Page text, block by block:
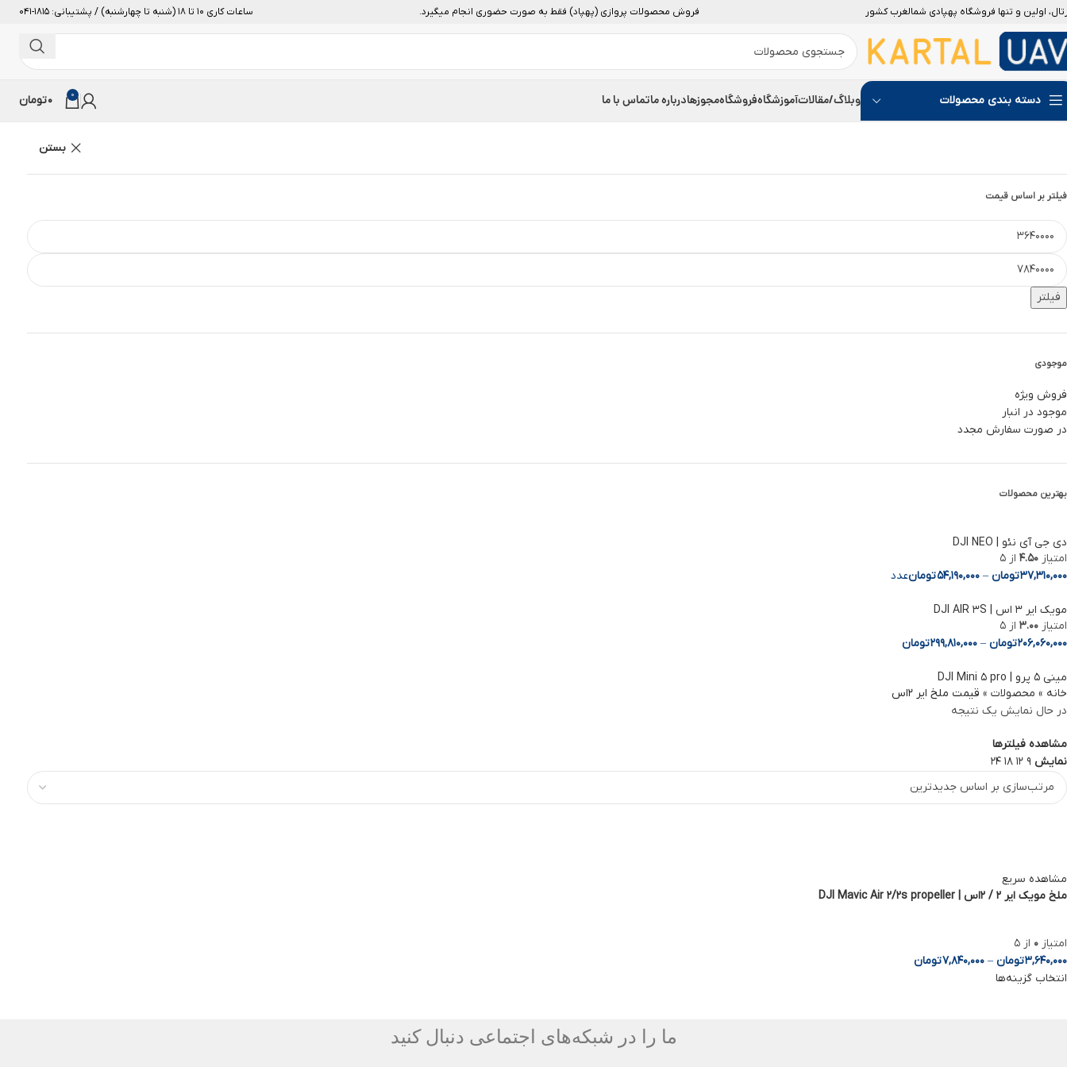
اولین و تنها فروشگاه پهپادی شمالغرب کشور فروش محصولات پروازی (پهپاد) فقط به صورت حضوری انجام میگیرد. ساعات کاری 10 تا 18 (شنبه تا چهارشنبه) / پشتیبانی: 1815-041
دسته بندی محصولات وبلاگ/مقالاتآموزشگاهفروشگاهمجوزهادرباره ماتماس با ما 0
0تومان
بستن
فیلتر بر اساس قیمت
فیلتر
موجودی
فروش ویژه
موجود در انبار
در صورت سفارش مجدد
بهترین محصولات
دی جی آی نئو | DJI NEO
امتیاز 4.50 از 5
37,310,000تومان –
54,190,000تومانعدد
مویک ایر 3 اس | DJI AIR 3S
امتیاز 3.00 از 5
206,060,000تومان –
299,810,000تومان
مینی ۵ پرو | DJI Mini ۵ pro
خانه » محصولات » قیمت ملخ ایر 2اس
در حال نمایش یک نتیجه
مشاهده فیلترها
نمایش 9
12
18
24
-7%
مشاهده سریع
ملخ مویک ایر 2 / 2اس | DJI Mavic Air 2/2s propeller
امتیاز 0 از 5
3,640,000تومان –
7,840,000تومان
انتخاب گزینه‌ها
ما را در شبکه‌های اجتماعی دنبال کنید
Facebook
Instagram
linkedin
WhatsApp
Telegram